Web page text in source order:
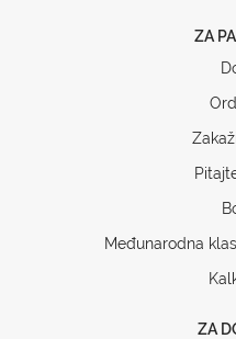
ZA
Međunarodna
ZA